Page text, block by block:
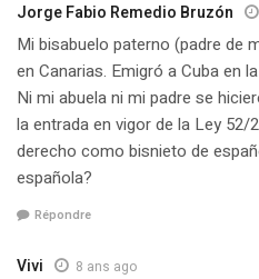
Jorge Fabio Remedio Bruzón
Mi bisabuelo paterno (padre de
en Canarias. Emigró a Cuba en
Ni mi abuela ni mi padre se
la entrada en vigor de la Ley 52/
derecho como bisnieto de
española?
Répondre
Vivi 8 ans ago